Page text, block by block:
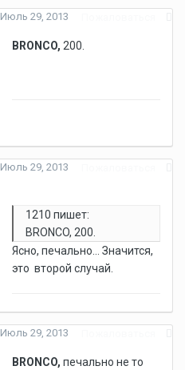
Июль 29, 2013
BRONCO, 200.
Июль 29, 2013
1210 пишет:
BRONCO, 200.
Ясно, печально... Значится,
это второй случай.
Июль 29, 2013
BRONCO, печально не то